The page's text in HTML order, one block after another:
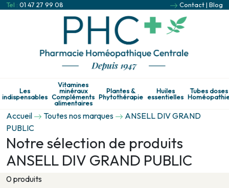
Tel : 01 47 27 99 08 Contact| Blog
Les
indispensables
Vitamines
minéraux
Compléments
alimentaires
Plantes &
Phytothérapie
Huiles
essentielles
Tubes doses
Accueil Toutes nos marques
ANSELL DIV GRAND
PUBLIC
Notre sélection de produits
ANSELL DIV GRAND PUBLIC
0 produits